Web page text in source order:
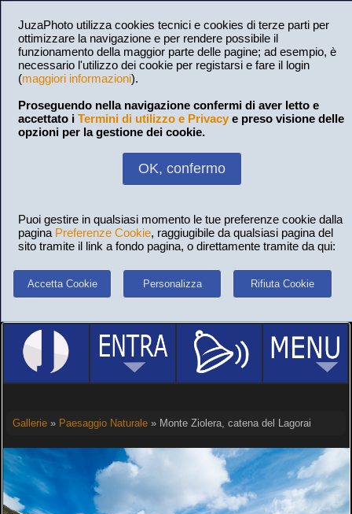
JuzaPhoto utilizza cookies tecnici e cookies di terze parti per
ottimizzare la navigazione e per rendere possibile il
funzionamento della maggior parte delle pagine; ad esempio, è
necessario l'utilizzo dei cookie per registarsi e fare il login
(maggiori informazioni).
Proseguendo nella navigazione confermi di aver letto e
accettato i Termini di utilizzo e Privacy e preso visione delle
opzioni per la gestione dei cookie.
OK, confermo
Puoi gestire in qualsiasi momento le tue preferenze cookie dalla
pagina Preferenze Cookie, raggiugibile da qualsiasi pagina del
sito tramite il link a fondo pagina, o direttamente tramite da qui:
Accetta Cookie Personalizza Rifiuta Cookie
Gallerie» Paesaggio Naturale» Monte Ziolera, catena del Lagorai